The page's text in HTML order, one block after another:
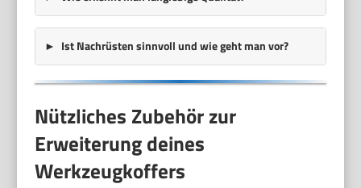
Ist Nachrüsten sinnvoll und wie geht man vor?
Nützliches Zubehör zur
Erweiterung deines
Werkzeugkoffers